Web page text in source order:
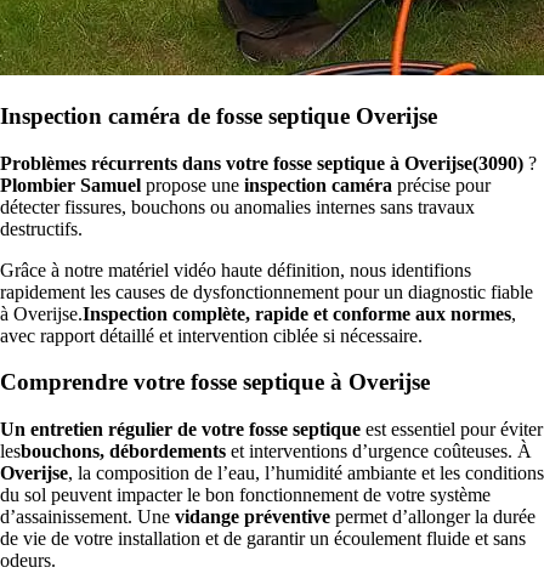
Inspection caméra de fosse septique Overijse
Problèmes récurrents dans votre fosse septique à Overijse(3090) ?
Plombier Samuel propose une inspection caméra précise pour
détecter fissures, bouchons ou anomalies internes sans travaux
destructifs.
Grâce à notre matériel vidéo haute définition, nous identifions
rapidement les causes de dysfonctionnement pour un diagnostic fiable
à Overijse.Inspection complète, rapide et conforme aux normes,
avec rapport détaillé et intervention ciblée si nécessaire.
Comprendre votre fosse septique à Overijse
Un entretien régulier de votre fosse septique est essentiel pour éviter
lesbouchons, débordements et interventions d’urgence coûteuses. À
Overijse, la composition de l’eau, l’humidité ambiante et les conditions
du sol peuvent impacter le bon fonctionnement de votre système
d’assainissement. Une vidange préventive permet d’allonger la durée
de vie de votre installation et de garantir un écoulement fluide et sans
odeurs.